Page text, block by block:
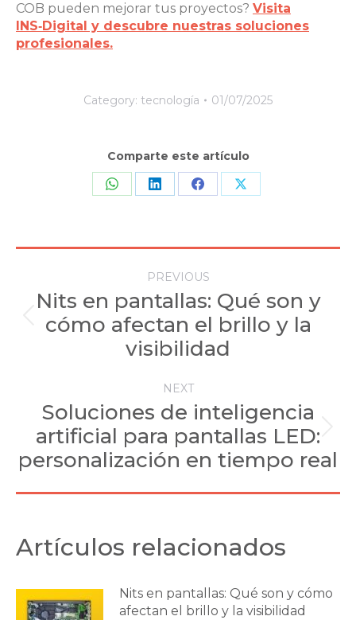
COB pueden mejorar tus proyectos? Visita
INS‑Digital y descubre nuestras soluciones
profesionales.
Category: tecnología 01/07/2025
Comparte este artículo
Share Share Share Share
navigationPREVIOUS
Previous
post:
Nits en pantallas: Qué son y
cómo afectan el brillo y la
visibilidad
NEXT
Next
post:
Soluciones de inteligencia
artificial para pantallas LED:
personalización en tiempo real
Artículos relacionados
Nits en pantallas: Qué son y cómo
afectan el brillo y la visibilidad